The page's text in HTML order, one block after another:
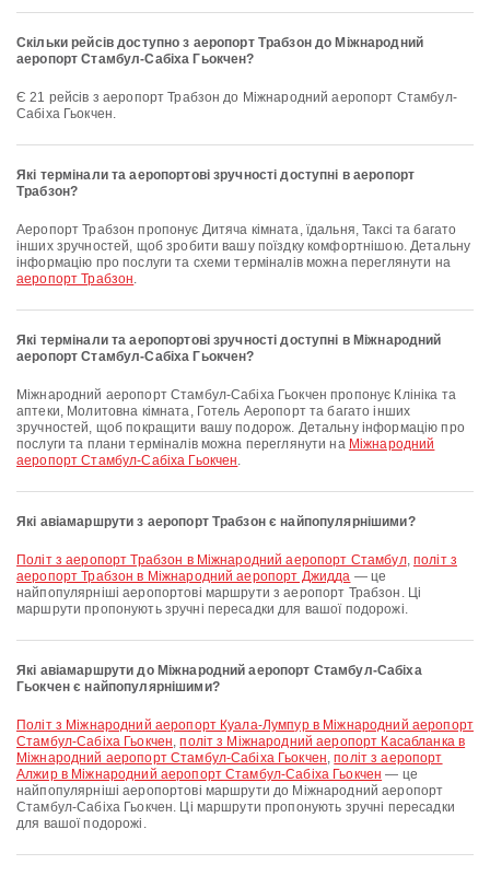
Скільки рейсів доступно з аеропорт Трабзон до Міжнародний
аеропорт Стамбул-Сабіха Гьокчен?
Є 21 рейсів з аеропорт Трабзон до Міжнародний аеропорт Стамбул-
Сабіха Гьокчен.
Які термінали та аеропортові зручності доступні в аеропорт
Трабзон?
аеропорт Трабзон пропонує Дитяча кімната, їдальня, Таксі та багато
інших зручностей, щоб зробити вашу поїздку комфортнішою. Детальну
інформацію про послуги та схеми терміналів можна переглянути на
аеропорт Трабзон.
Які термінали та аеропортові зручності доступні в Міжнародний
аеропорт Стамбул-Сабіха Гьокчен?
Міжнародний аеропорт Стамбул-Сабіха Гьокчен пропонує Клініка та
аптеки, Молитовна кімната, Готель Аеропорт та багато інших
зручностей, щоб покращити вашу подорож. Детальну інформацію про
послуги та плани терміналів можна переглянути на Міжнародний
аеропорт Стамбул-Сабіха Гьокчен.
Які авіамаршрути з аеропорт Трабзон є найпопулярнішими?
політ з аеропорт Трабзон в Міжнародний аеропорт Стамбул, політ з
аеропорт Трабзон в Міжнародний аеропорт Джидда — це
найпопулярніші аеропортові маршрути з аеропорт Трабзон. Ці
маршрути пропонують зручні пересадки для вашої подорожі.
Які авіамаршрути до Міжнародний аеропорт Стамбул-Сабіха
Гьокчен є найпопулярнішими?
політ з Міжнародний аеропорт Куала-Лумпур в Міжнародний аеропорт
Стамбул-Сабіха Гьокчен,політ з Міжнародний аеропорт Касабланка в
Міжнародний аеропорт Стамбул-Сабіха Гьокчен,політ з аеропорт
Алжир в Міжнародний аеропорт Стамбул-Сабіха Гьокчен — це
найпопулярніші аеропортові маршрути до Міжнародний аеропорт
Стамбул-Сабіха Гьокчен. Ці маршрути пропонують зручні пересадки
для вашої подорожі.